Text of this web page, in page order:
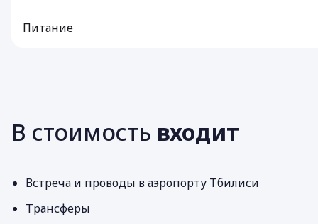
Питание
В стоимость входит
Встреча и проводы в аэропорту Тбилиси
Трансферы